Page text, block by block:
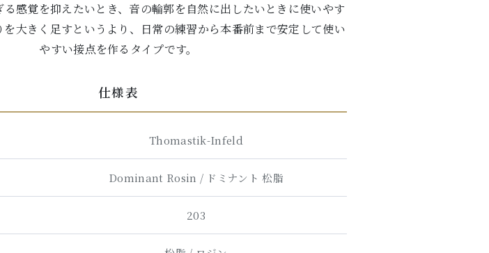
る感覚を抑えたいとき、音の輪郭を自然に出したいときに使いやす
大きく足すというより、日常の練習から本番前まで安定して使い
やすい接点を作るタイプです。
仕様表
Thomastik-Infeld
Dominant Rosin / ドミナント 松脂
203